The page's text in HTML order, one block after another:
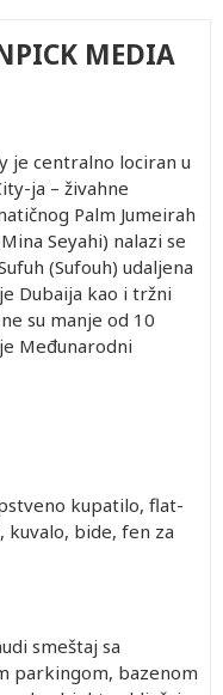
MEDIA
je centralno lociran u
ja – živahne
Palm Jumeirah
Seyahi) nalazi se
(Sufouh) udaljena
Dubaija kao i tržni
su manje od 10
Međunarodni
kupatilo, flat-
kuvalo, bide, fen za
smeštaj sa
parkingom, bazenom